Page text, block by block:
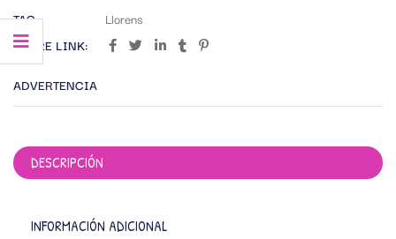
TAG:
Llorens
SHARE LINK:
ADVERTENCIA
DESCRIPCIÓN
INFORMACIÓN ADICIONAL